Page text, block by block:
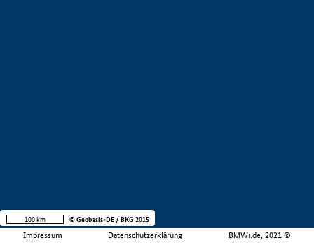
Impressum Datenschutzerklärung BMWi.de, 2021 ©
100 km © Geobasis-DE / BKG 2015